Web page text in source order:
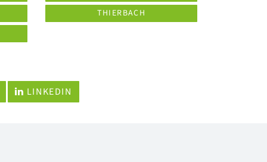
THIERBACH
LINKEDIN